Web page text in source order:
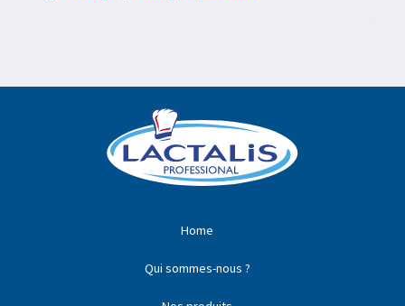
Home
Qui sommes-nous ?